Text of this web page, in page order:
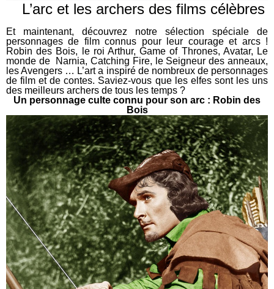
L’arc et les archers des films célèbres
Et maintenant, découvrez notre sélection spéciale de
personnages de film connus pour leur courage et arcs !
Robin des Bois, le roi Arthur, Game of Thrones, Avatar, Le
monde de Narnia, Catching Fire, le Seigneur des anneaux,
les Avengers … L’art a inspiré de nombreux de personnages
de film et de contes. Saviez-vous que les elfes sont les uns
des meilleurs archers de tous les temps ?
Un personnage culte connu pour son arc : Robin des
Bois